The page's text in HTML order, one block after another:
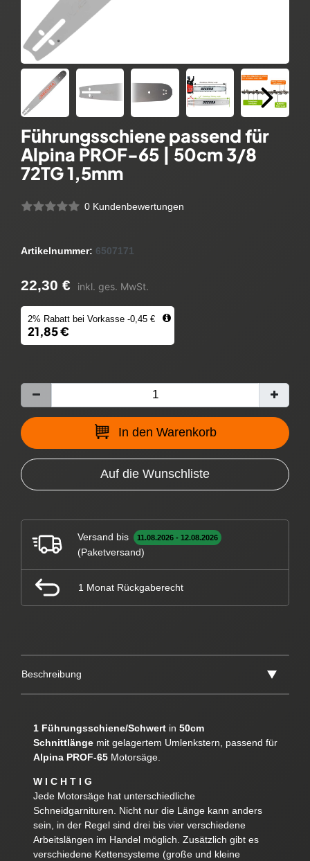
Führungsschiene passend für
Alpina PROF-65 | 50cm 3/8
72TG 1,5mm
0 Kundenbewertungen
Artikelnummer: 6507171
22,30 € inkl. ges. MwSt.
2% Rabatt bei Vorkasse -0,45 €
21,85 €
In den Warenkorb
Auf die Wunschliste
Versand bis 11.08.2026 - 12.08.2026
(Paketversand)
1 Monat Rückgaberecht
Beschreibung
1 Führungsschiene/Schwertin 50cm
Schnittlänge mit gelagertem Umlenkstern, passend für
Alpina PROF-65Motorsäge.
W I C H T I G
Jede Motorsäge hat unterschiedliche
Schneidgarnituren. Nicht nur die Länge kann anders
sein, in der Regel sind drei bis vier verschiedene
Arbeitslängen im Handel möglich. Zusätzlich gibt es
verschiedene Kettensysteme (große und kleine